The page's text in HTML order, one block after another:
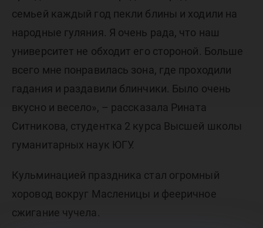
семьей каждый год пекли блины и ходили на
народные гуляния. Я очень рада, что наш
университет не обходит его стороной. Больше
всего мне понравилась зона, где проходили
гадания и раздавили блинчики. Было очень
вкусно и весело», – рассказала Рината
Ситникова, студентка 2 курса Высшей школы
гуманитарных наук ЮГУ.
Кульминацией праздника стал огромный
хоровод вокруг Масленицы и фееричное
сжигание чучела.